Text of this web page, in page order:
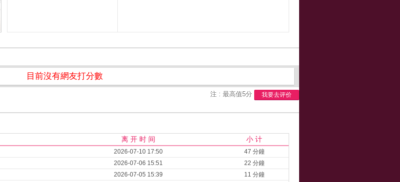
目前沒有網友打分數
注 : 最高值5分 我要去评价
离 开 时 间 小 计
2026-07-10 17:50
47 分鐘
2026-07-06 15:51
22 分鐘
2026-07-05 15:39
11 分鐘